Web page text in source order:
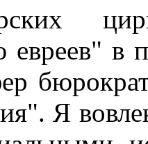
евреев" в
Я